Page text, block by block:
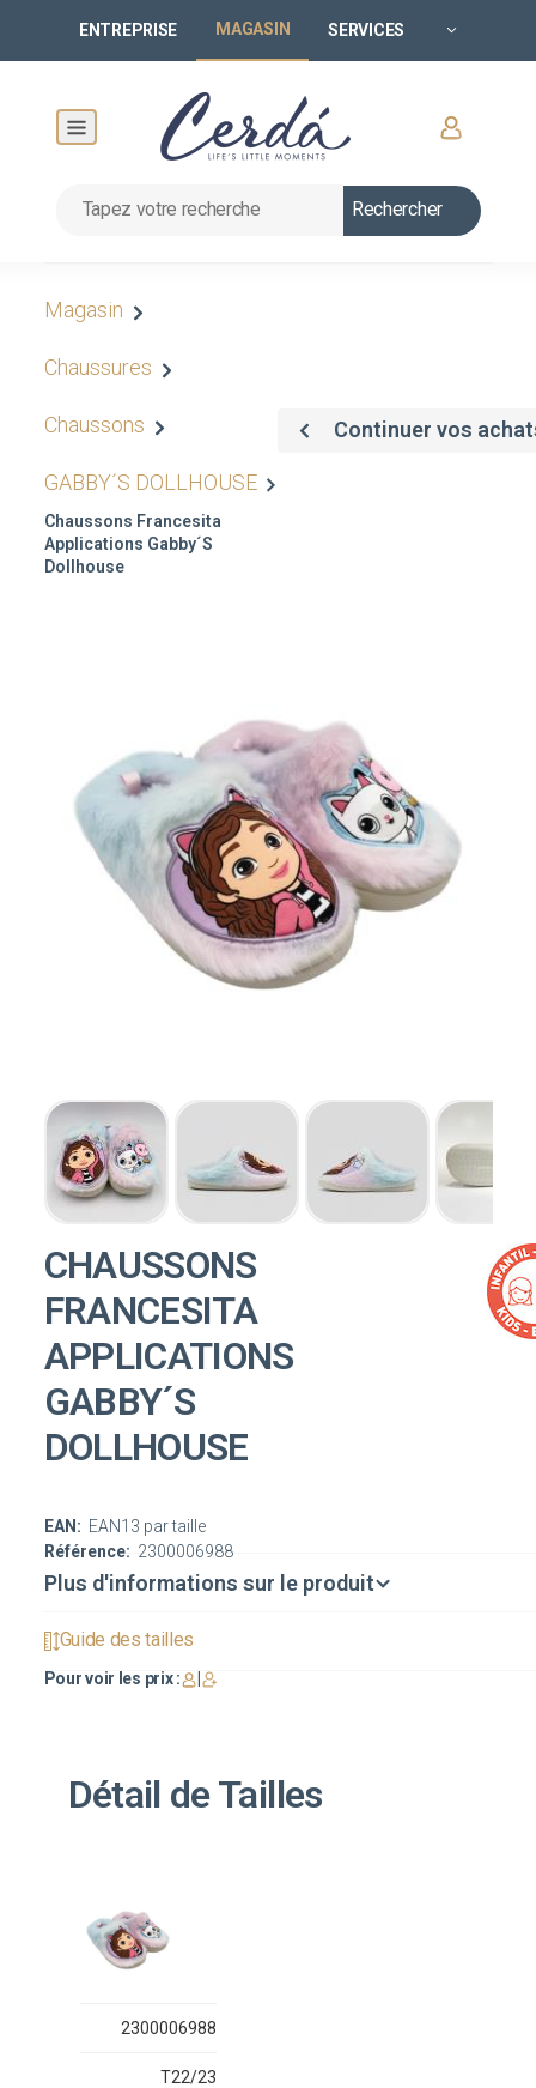
ENTREPRISE MAGASIN SERVICES
Rechercher
Magasin
Chaussures
Chaussons
GABBY´S DOLLHOUSE
Chaussons Francesita
Applications Gabby´s
Dollhouse
Continuer vos
CHAUSSONS
FRANCESITA
APPLICATIONS
GABBY´S
DOLLHOUSE
Référence: 2300006988
EAN: EAN13 par taille
Plus d'informations sur le produit
Guide des tailles
Pour voir les prix :
Détail de Tailles
2300006988
T22/23